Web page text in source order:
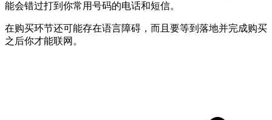
能会错过打到你常用号码的电话和短信。
在购买环节还可能存在语言障碍，而且要等到落地并完成购买
之后你才能联网。